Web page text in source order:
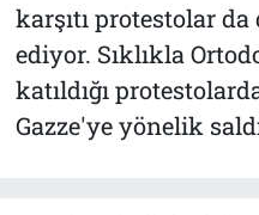
karşıtı protestolar
ediyor. Sıklıkla
katıldığı
Gazze'ye yönelik